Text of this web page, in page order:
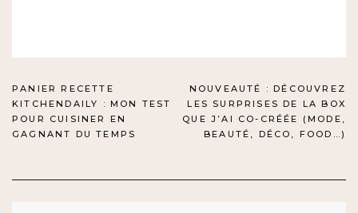
NAVIGATION
DE
L’ARTICLE
PANIER RECETTE
KITCHENDAILY : MON TEST
POUR CUISINER EN
GAGNANT DU TEMPS
NOUVEAUTÉ : DÉCOUVREZ
LES SURPRISES DE LA BOX
QUE J’AI CO-CRÉÉE (MODE,
BEAUTÉ, DÉCO, FOOD…)